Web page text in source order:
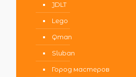
JDLT
Lego
Qman
Sluban
Город мастеров